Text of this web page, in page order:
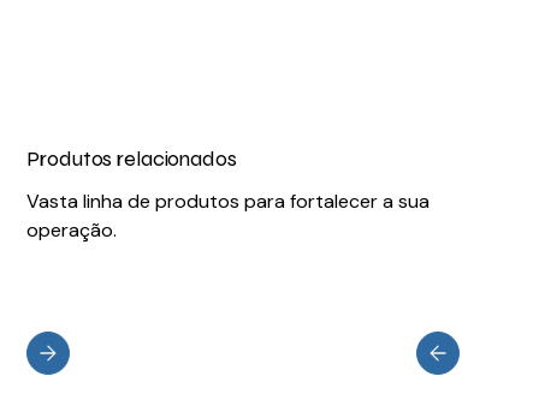
Produtos relacionados
Vasta linha de produtos para fortalecer a sua
operação.